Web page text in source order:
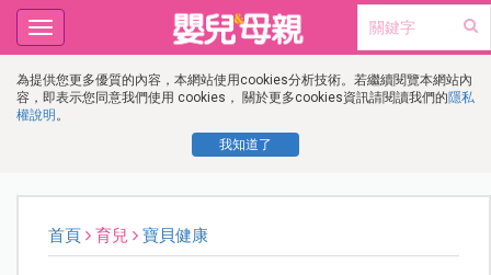
為提供您更多優質的內容，本網站使用cookies分析技術。若繼續閱覽本網站內
容，即表示您同意我們使用 cookies， 關於更多cookies資訊請閱讀我們的隱私
權說明 。
我知道了
Toggle
navigation
首頁 育兒 寶貝健康